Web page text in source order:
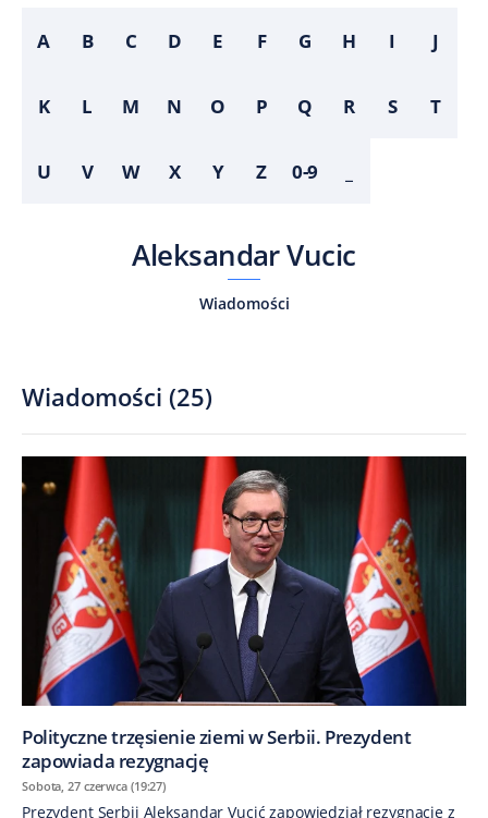
A B C D E F G H I J
K L M N O P Q R S T
U V W X Y Z 0-9
Aleksandar Vucic
Wiadomości
Wiadomości (25)
Polityczne trzęsienie ziemi w Serbii. Prezydent
zapowiada rezygnację
Sobota, 27 czerwca (19:27)
Prezydent Serbii Aleksandar Vucić zapowiedział rezygnację z